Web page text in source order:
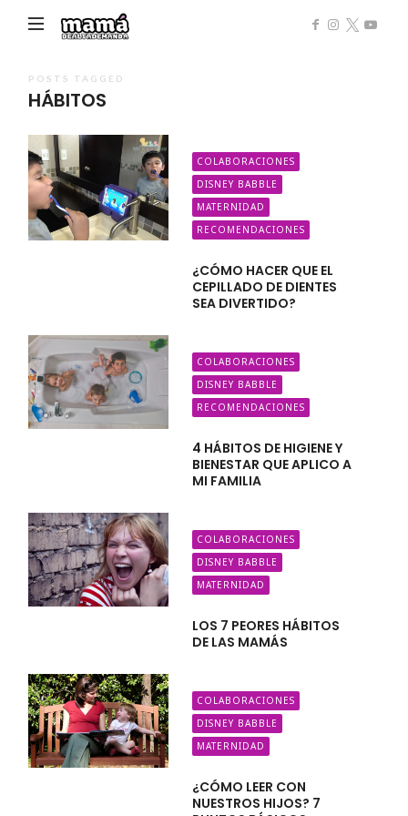
POSTS TAGGED
HÁBITOS
COLABORACIONES
DISNEY BABBLE
MATERNIDAD
RECOMENDACIONES
¿CÓMO HACER QUE EL
CEPILLADO DE DIENTES
SEA DIVERTIDO?
COLABORACIONES
DISNEY BABBLE
RECOMENDACIONES
4 HÁBITOS DE HIGIENE Y
BIENESTAR QUE APLICO A
MI FAMILIA
COLABORACIONES
DISNEY BABBLE
MATERNIDAD
LOS 7 PEORES HÁBITOS
DE LAS MAMÁS
COLABORACIONES
DISNEY BABBLE
MATERNIDAD
¿CÓMO LEER CON
NUESTROS HIJOS? 7